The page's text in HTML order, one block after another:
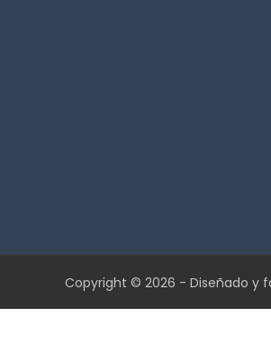
Copyright © 2026 - Diseñado y